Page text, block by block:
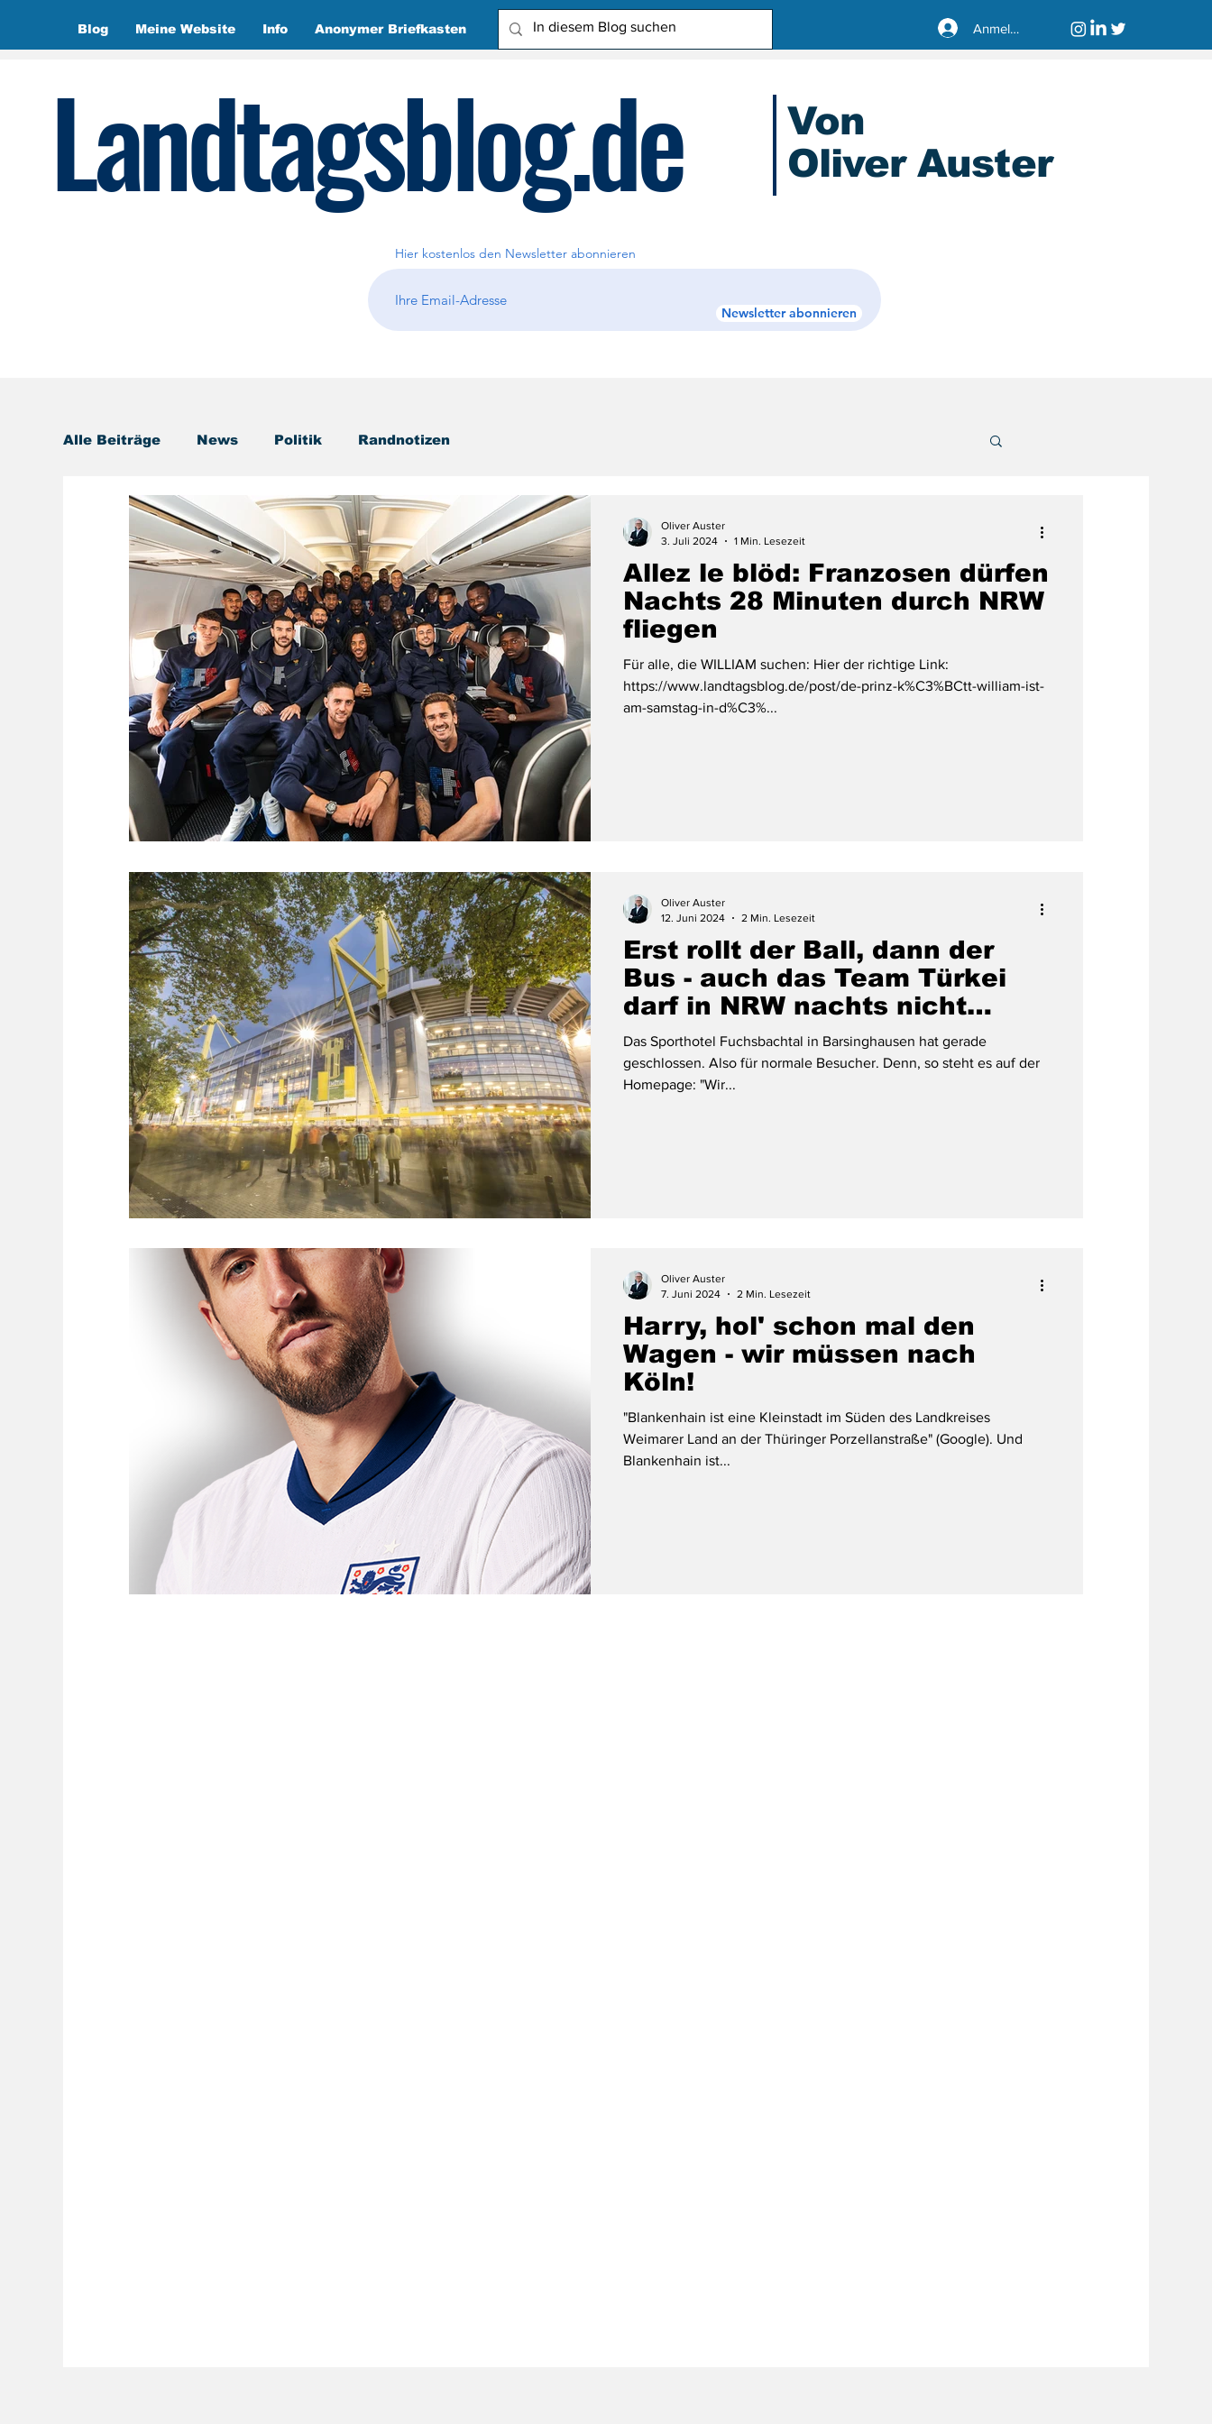
Blog Meine Website Info Anonymer Briefkasten Anmelden
Landtagsblog.de
Von
Oliver Auster
Hier kostenlos den Newsletter abonnieren
Newsletter abonnieren
Alle Beiträge News Politik Randnotizen
Allez le blöd: Franzosen dürfen
Nachts 28 Minuten durch NRW
fliegen
Für alle, die WILLIAM suchen: Hier der richtige Link:
https://www.landtagsblog.de/post/de-prinz-k%C3%BCtt-william-ist-
am-samstag-in-d%C3%...
Oliver Auster
3. Juli 2024
1 Min. Lesezeit
Erst rollt der Ball, dann der
Bus - auch das Team Türkei
darf in NRW nachts nicht
fliegen
Das Sporthotel Fuchsbachtal in Barsinghausen hat gerade
geschlossen. Also für normale Besucher. Denn, so steht es auf der
Homepage: "Wir...
Oliver Auster
12. Juni 2024
2 Min. Lesezeit
Harry, hol' schon mal den
Wagen - wir müssen nach
Köln!
"Blankenhain ist eine Kleinstadt im Süden des Landkreises
Weimarer Land an der Thüringer Porzellanstraße" (Google). Und
Blankenhain ist...
Oliver Auster
7. Juni 2024
2 Min. Lesezeit